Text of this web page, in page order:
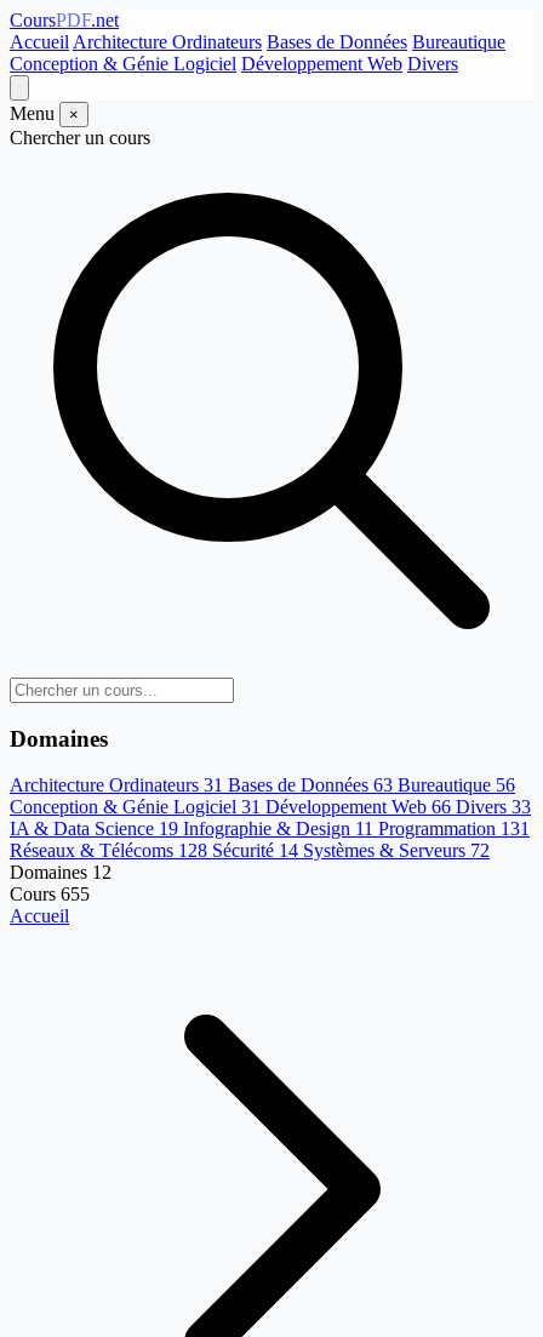
CoursPDF.net
Accueil Architecture Ordinateurs Bases de Données Bureautique
Conception & Génie Logiciel Développement Web Divers
Menu ×
Chercher un cours
Domaines
Architecture Ordinateurs 31 Bases de Données 63 Bureautique 56
Conception & Génie Logiciel 31 Développement Web 66 Divers 33
IA & Data Science 19 Infographie & Design 11 Programmation 131
Réseaux & Télécoms 128 Sécurité 14 Systèmes & Serveurs 72
Domaines 12
Cours 655
Accueil